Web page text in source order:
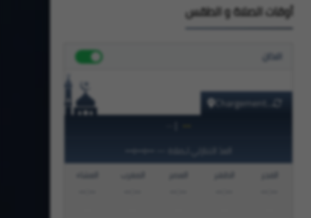
أوقات الصلاة و الطقس
الاذان
Chargement...
العدّ التنازلي لـصلاة
الفجر الظهر العصر المغرب العشاء